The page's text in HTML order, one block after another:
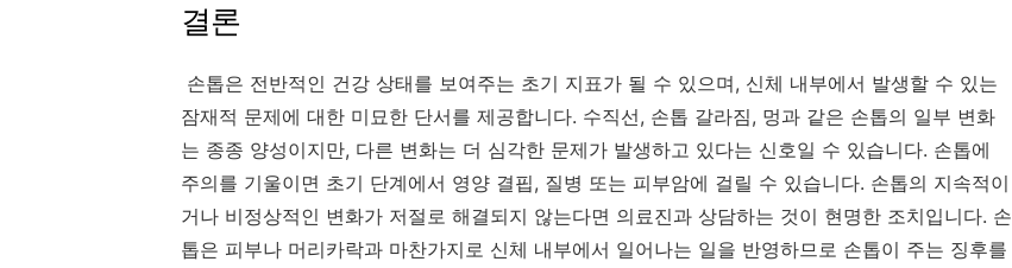
결론
손톱은 전반적인 건강 상태를 보여주는 초기 지표가 될 수 있으며, 신체 내부에서 발생할 수 있는
잠재적 문제에 대한 미묘한 단서를 제공합니다. 수직선, 손톱 갈라짐, 멍과 같은 손톱의 일부 변화
는 종종 양성이지만, 다른 변화는 더 심각한 문제가 발생하고 있다는 신호일 수 있습니다. 손톱에
주의를 기울이면 초기 단계에서 영양 결핍, 질병 또는 피부암에 걸릴 수 있습니다. 손톱의 지속적이
거나 비정상적인 변화가 저절로 해결되지 않는다면 의료진과 상담하는 것이 현명한 조치입니다. 손
톱은 피부나 머리카락과 마찬가지로 신체 내부에서 일어나는 일을 반영하므로 손톱이 주는 징후를